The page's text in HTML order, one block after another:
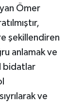
Ömer
şekillendiren
anlamak ve
bidatlar
ve